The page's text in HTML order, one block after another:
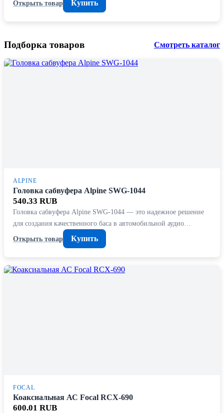
Открыть товар Купить
Подборка товаров Смотреть каталог
ALPINE
Головка сабвуфера Alpine SWG-1044
540.33 RUB
Головка сабвуфера Alpine SWG-1044 — это надежное решение
для создания качественного баса в автомобильной аудио…
Открыть товар
Купить
FOCAL
Коаксиальная АС Focal RCX-690
600.01 RUB